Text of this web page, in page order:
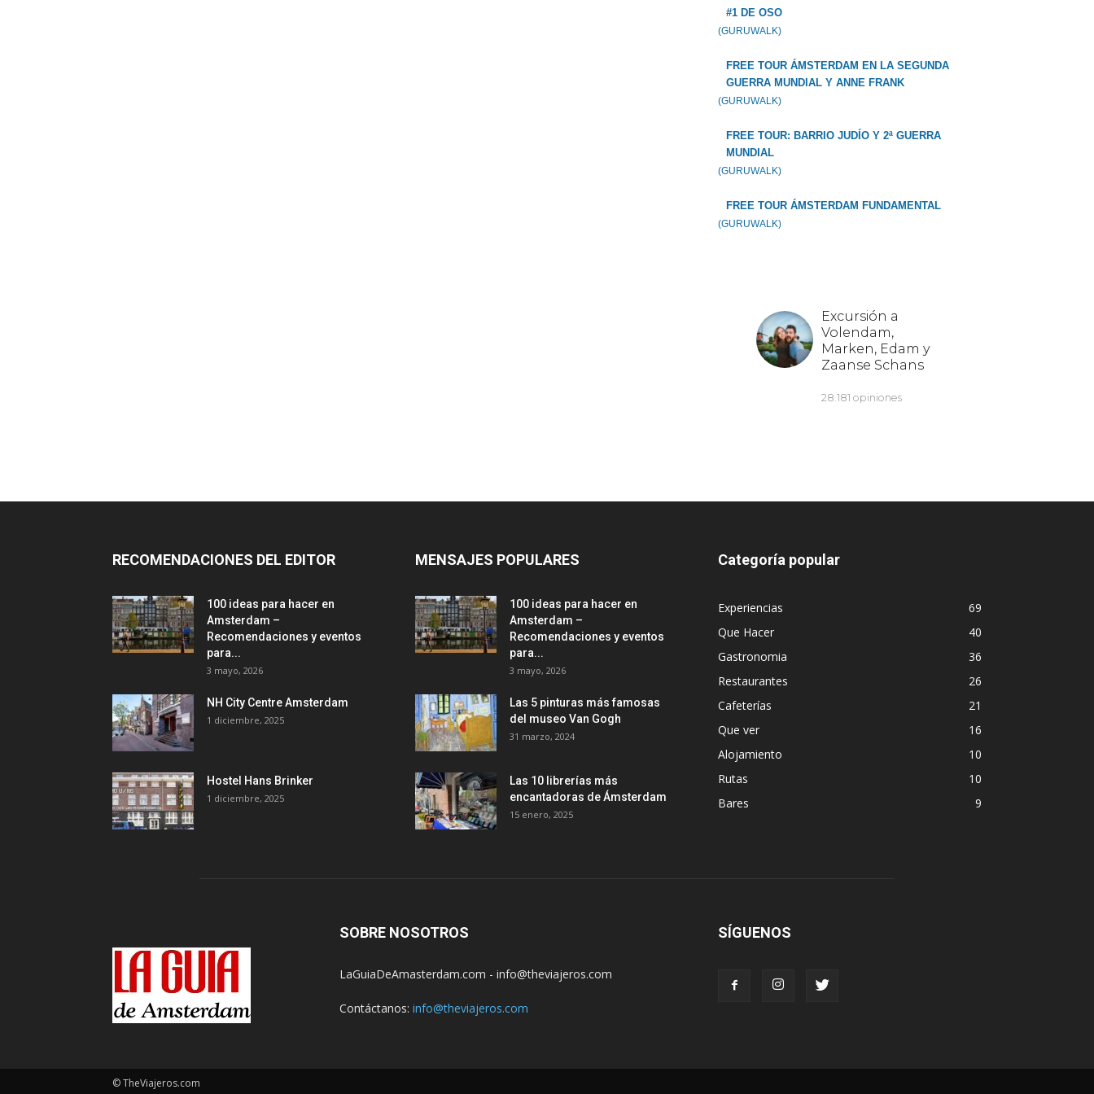
#1 DE OSO
(GURUWALK)
FREE TOUR ÁMSTERDAM EN LA SEGUNDA
GUERRA MUNDIAL Y ANNE FRANK
(GURUWALK)
FREE TOUR: BARRIO JUDÍO Y 2ª GUERRA
MUNDIAL
(GURUWALK)
FREE TOUR ÁMSTERDAM FUNDAMENTAL
(GURUWALK)
RECOMENDACIONES DEL EDITOR
100 ideas para hacer en
Amsterdam –
Recomendaciones y eventos
para...
3 mayo, 2026
NH City Centre Amsterdam
1 diciembre, 2025
Hostel Hans Brinker
1 diciembre, 2025
MENSAJES POPULARES
100 ideas para hacer en
Amsterdam –
Recomendaciones y eventos
para...
3 mayo, 2026
Las 5 pinturas más famosas
del museo Van Gogh
31 marzo, 2024
Las 10 librerías más
encantadoras de Ámsterdam
15 enero, 2025
Categoría popular
Experiencias
69
Que Hacer
40
Gastronomia
36
Restaurantes
26
Cafeterías
21
Que ver
16
Alojamiento
10
Rutas
10
Bares
9
SOBRE NOSOTROS
LaGuiaDeAmasterdam.com - info@theviajeros.com
Contáctanos: info@theviajeros.com
SÍGUENOS
© TheViajeros.com